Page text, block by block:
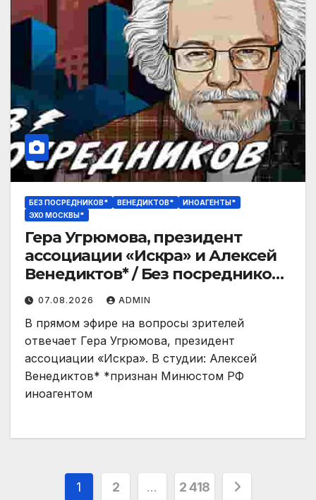
БЕЗ ПОСРЕДНИКОВ* ВЕНЕДИКТОВ*
ИНОАГЕНТЫ*
ЭХО МОСКВЫ*
Гера Угрюмова, президент
ассоциации «Искра» и Алексей
Венедиктов* / Без посредников
// 07.08.26
07.08.2026 ADMIN
В прямом эфире на вопросы зрителей
отвечает Гера Угрюмова, президент
ассоциации «Искра». В студии: Алексей
Венедиктов* *признан Минюстом РФ
иноагентом
Пагинация
1 2 … 2 418